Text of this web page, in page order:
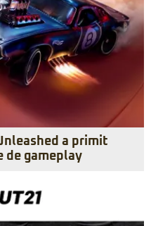
a primit
de gameplay